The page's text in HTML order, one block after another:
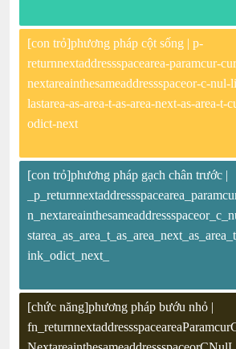
[con trỏ]phương pháp cột sống | p-
returnnextaddressspacearea-paramcur-
nextareainthesameaddressspaceor-c-
lastarea-as-area-t-as-area-next-as-area-
odict-next
[con trỏ]phương pháp gạch chân trước |
ink_odict_next_
[chức năng]phương pháp bướu nhỏ |